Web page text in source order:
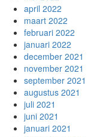
april 2022
maart 2022
februari 2022
januari 2022
december 2021
november 2021
september 2021
augustus 2021
juli 2021
juni 2021
januari 2021